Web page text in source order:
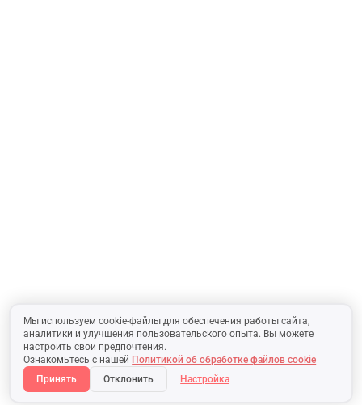
Мы используем cookie-файлы для обеспечения работы сайта,
аналитики и улучшения пользовательского опыта. Вы можете
настроить свои предпочтения.
Ознакомьтесь с нашей Политикой об обработке файлов cookie
Принять
Отклонить Настройка